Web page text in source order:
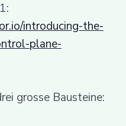
introducing-the-
plane-
grosse Bausteine: